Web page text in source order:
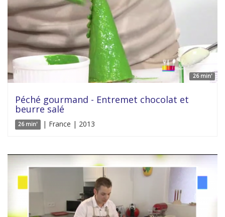
26 min'
Péché gourmand - Entremet chocolat et
beurre salé
26 min' | France | 2013